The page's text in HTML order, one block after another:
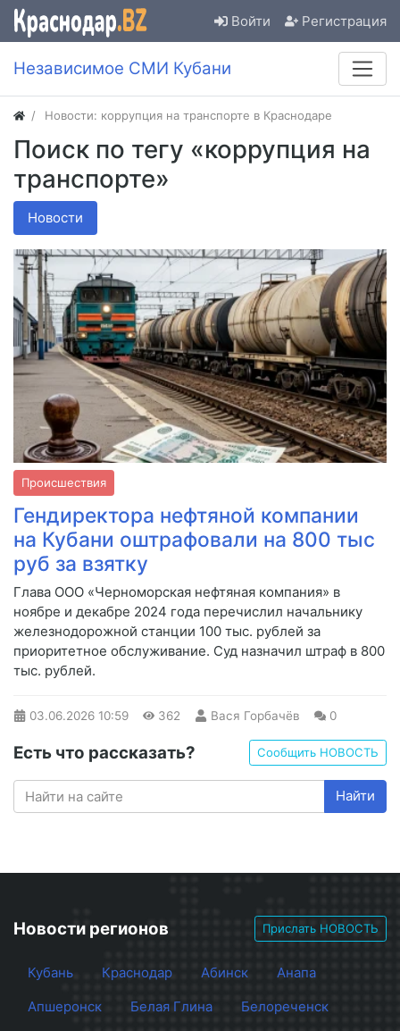
Войти Регистрация
Независимое СМИ Кубани
Новости: коррупция на транспорте в Краснодаре
Поиск по тегу «коррупция на
транспорте»
Новости
Происшествия
Гендиректора нефтяной компании
на Кубани оштрафовали на 800 тыс
руб за взятку
Глава ООО «Черноморская нефтяная компания» в
ноябре и декабре 2024 года перечислил начальнику
железнодорожной станции 100 тыс. рублей за
приоритетное обслуживание. Суд назначил штраф в 800
тыс. рублей.
03.06.2026 10:59 362 Вася Горбачёв 0
Есть что рассказать? Сообщить НОВОСТЬ
Найти
Новости регионов Прислать НОВОСТЬ
Кубань Краснодар Абинск
Анапа
Апшеронск
Белая Глина
Белореченск